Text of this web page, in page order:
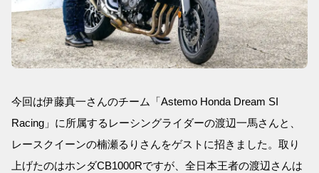
今回は伊藤真一さんのチーム「Astemo Honda Dream SI
Racing」に所属するレーシングライダーの渡辺一馬さんと、
レースクイーンの楠瀬るりさんをゲストに招きました。取り
上げたのはホンダCB1000Rですが、全日本王者の渡辺さんは